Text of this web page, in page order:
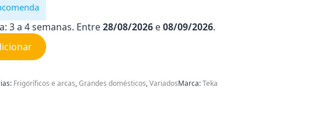
3 a 4 semanas. Entre28/08/2026 e08/09/2026.
Frigoríficos e arcas,Grandes domésticos,VariadosMarca:Teka